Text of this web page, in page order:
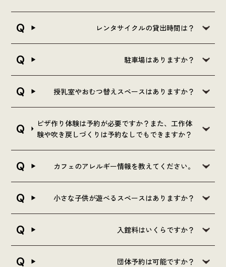
レンタサイクルの貸出時間は？
駐車場はありますか？
授乳室やおむつ替えスペースはありますか？
ピザ作り体験は予約が必要ですか？また、工作体
験や吹き戻しづくりは予約なしでもできますか？
カフェのアレルギー情報を教えてください。
小さな子供が遊べるスペースはありますか？
入館料はいくらですか？
団体予約は可能ですか？